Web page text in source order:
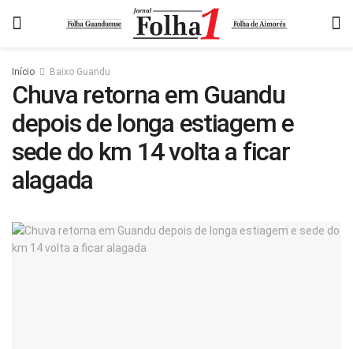
Início Baixo Guandu
Chuva retorna em Guandu
depois de longa estiagem e
sede do km 14 volta a ficar
alagada